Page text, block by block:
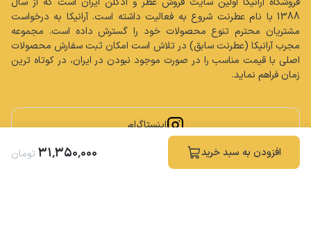
افزودن به سبد خرید ۳۱٬۳۵۰٬۰۰۰ تومان
زمان فراهم نماید.
اینستاگرام
کلیه حقوق مادی و معنوی این سایت محفوظ و متعلق به فروشگاه آرانیکا می باشد.